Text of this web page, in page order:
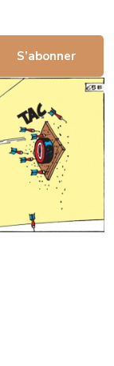
S’abonner